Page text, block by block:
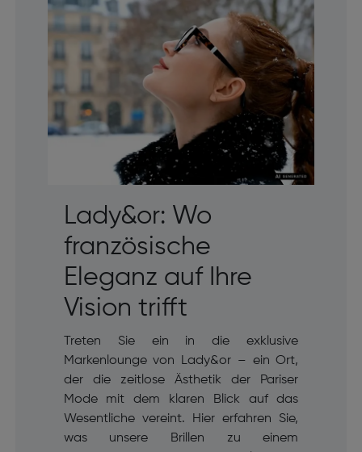
Lady&or: Wo
französische
Eleganz auf Ihre
Vision trifft
Treten Sie ein in die exklusive
Markenlounge von Lady&or – ein Ort,
der die zeitlose Ästhetik der Pariser
Mode mit dem klaren Blick auf das
Wesentliche vereint. Hier erfahren Sie,
was unsere Brillen zu einem